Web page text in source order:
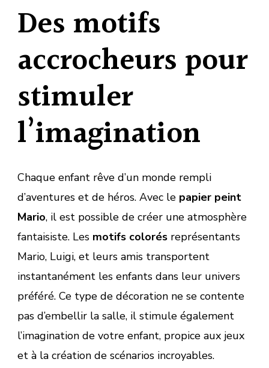
Des motifs
accrocheurs pour
stimuler
l’imagination
Chaque enfant rêve d’un monde rempli
d’aventures et de héros. Avec le papier peint
Mario, il est possible de créer une atmosphère
fantaisiste. Les motifs colorés représentants
Mario, Luigi, et leurs amis transportent
instantanément les enfants dans leur univers
préféré. Ce type de décoration ne se contente
pas d’embellir la salle, il stimule également
l’imagination de votre enfant, propice aux jeux
et à la création de scénarios incroyables.